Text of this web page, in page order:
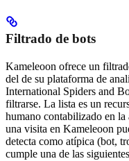
Filtrado de bots
Kameleoon ofrece un
del de su plataforma de
International Spiders and
filtrarse. La lista es un
humano contabilizado en
una visita en Kameleoon
detecta como atípica (bot,
cumple una de las